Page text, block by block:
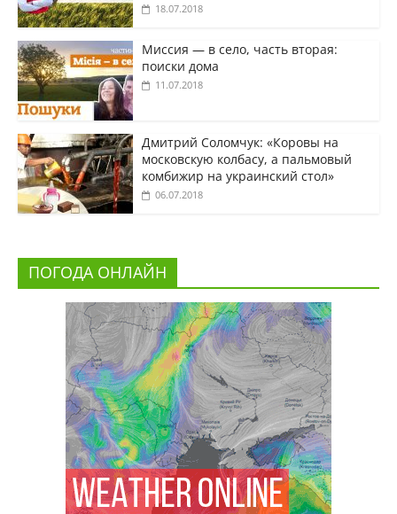
18.07.2018
Миссия — в село, часть вторая:
поиски дома
11.07.2018
Дмитрий Соломчук: «Коровы на
московскую колбасу, а пальмовый
комбижир на украинский стол»
06.07.2018
ПОГОДА ОНЛАЙН